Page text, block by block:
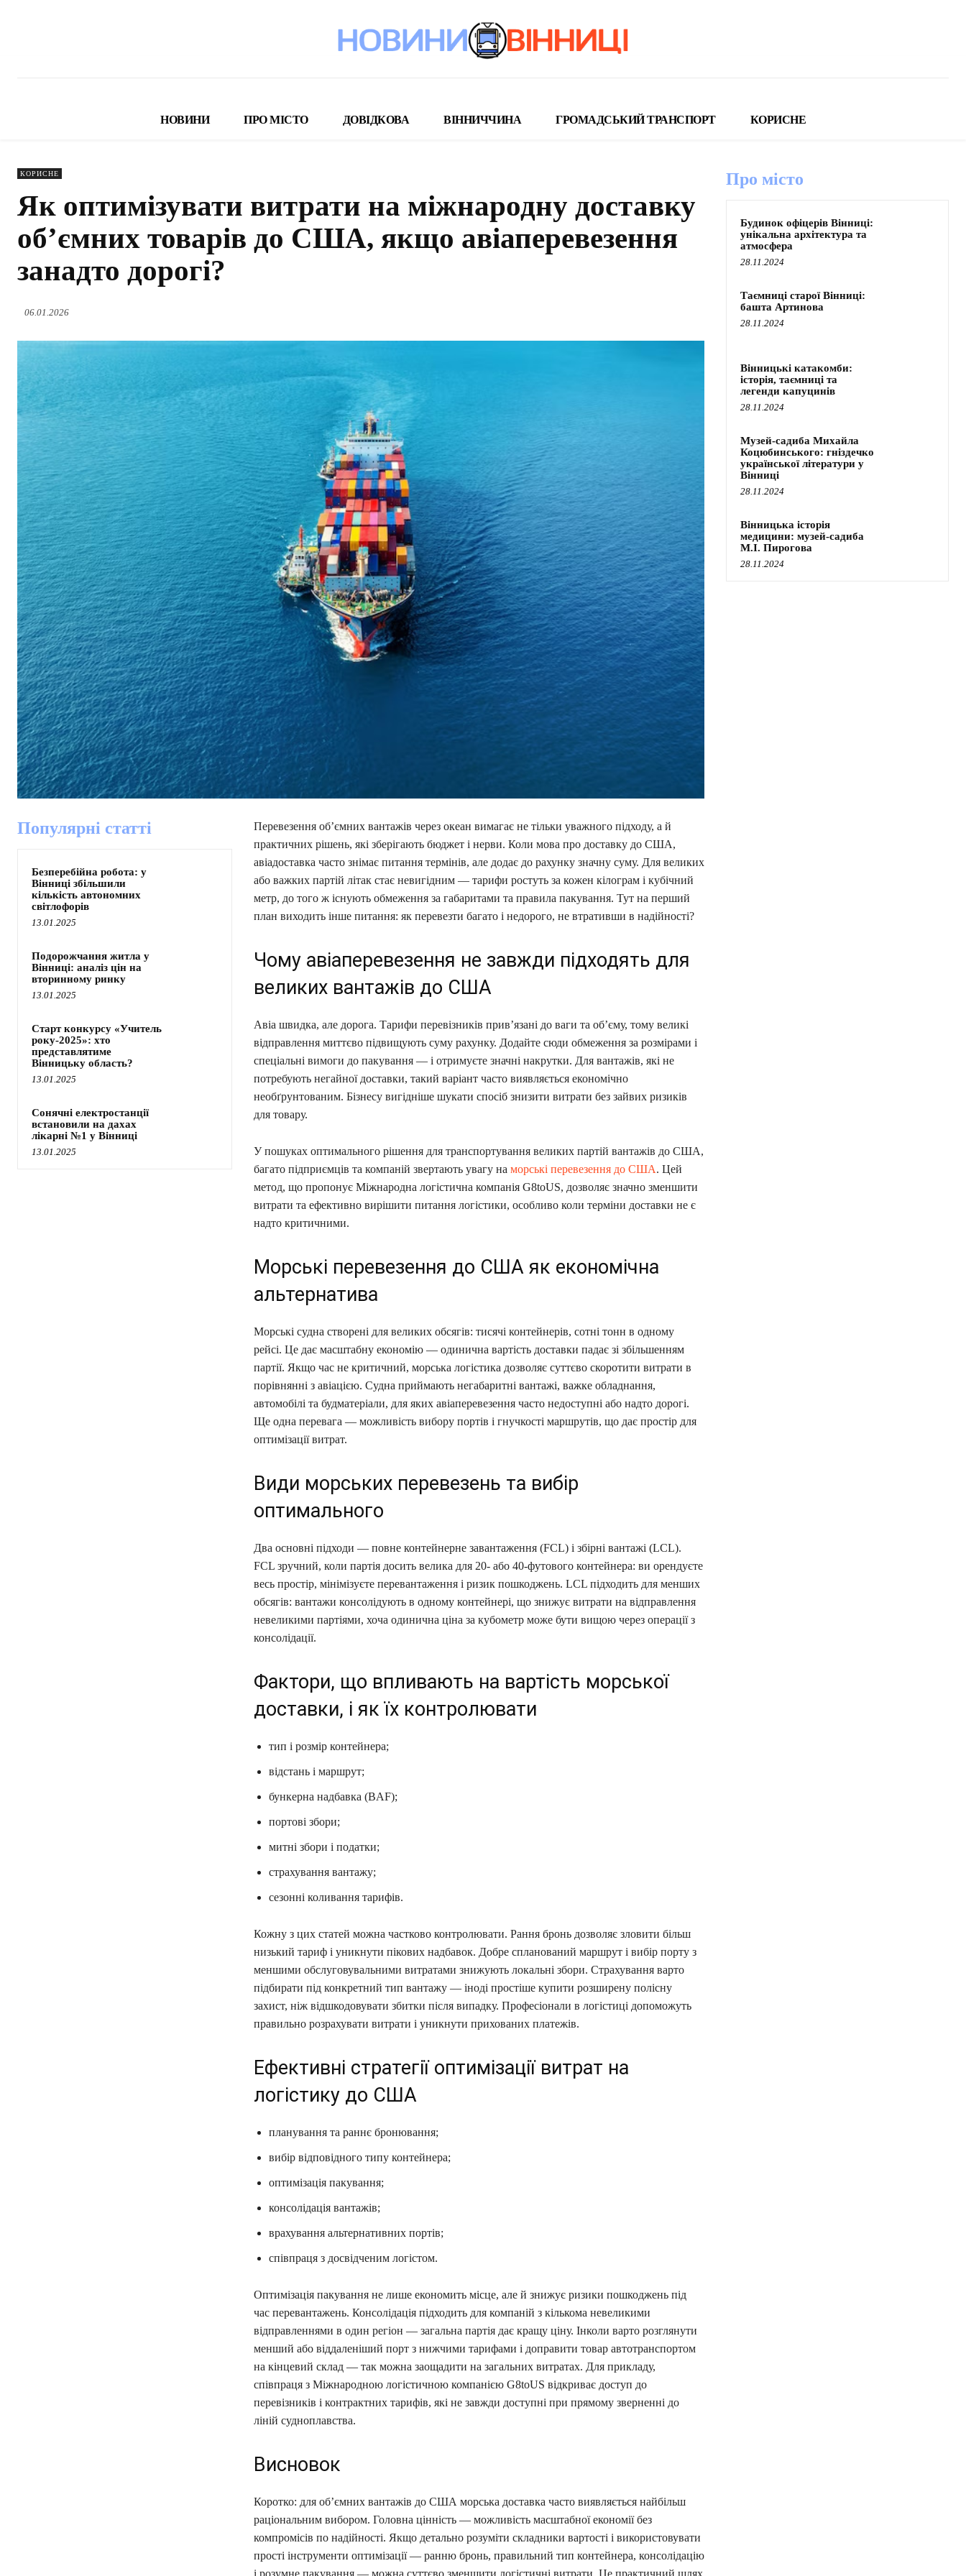
НОВИНИ ПРО МІСТО ДОВІДКОВА ВІННИЧЧИНА ГРОМАДСЬКИЙ ТРАНСПОРТ КОРИСНЕ
КОРИСНЕ
Як оптимізувати витрати на міжнародну доставку
об’ємних товарів до США, якщо авіаперевезення
занадто дорогі?
06.01.2026
Популярні статті
Безперебійна робота: у
Вінниці збільшили
кількість автономних
світлофорів
13.01.2025
Подорожчання житла у
Вінниці: аналіз цін на
вторинному ринку
13.01.2025
Старт конкурсу «Учитель
року-2025»: хто
представлятиме
Вінницьку область?
13.01.2025
Сонячні електростанції
встановили на дахах
лікарні №1 у Вінниці
13.01.2025
Перевезення об’ємних вантажів через океан вимагає не тільки уважного підходу, а й
практичних рішень, які зберігають бюджет і нерви. Коли мова про доставку до США,
авіадоставка часто знімає питання термінів, але додає до рахунку значну суму. Для великих
або важких партій літак стає невигідним — тарифи ростуть за кожен кілограм і кубічний
метр, до того ж існують обмеження за габаритами та правила пакування. Тут на перший
план виходить інше питання: як перевезти багато і недорого, не втративши в надійності?
Чому авіаперевезення не завжди підходять для
великих вантажів до США
Авіа швидка, але дорога. Тарифи перевізників прив’язані до ваги та об’єму, тому великі
відправлення миттєво підвищують суму рахунку. Додайте сюди обмеження за розмірами і
спеціальні вимоги до пакування — і отримуєте значні накрутки. Для вантажів, які не
потребують негайної доставки, такий варіант часто виявляється економічно
необґрунтованим. Бізнесу вигідніше шукати спосіб знизити витрати без зайвих ризиків
для товару.
У пошуках оптимального рішення для транспортування великих партій вантажів до США,
багато підприємців та компаній звертають увагу на морські перевезення до США. Цей
метод, що пропонує Міжнародна логістична компанія G8toUS, дозволяє значно зменшити
витрати та ефективно вирішити питання логістики, особливо коли терміни доставки не є
надто критичними.
Морські перевезення до США як економічна
альтернатива
Морські судна створені для великих обсягів: тисячі контейнерів, сотні тонн в одному
рейсі. Це дає масштабну економію — одинична вартість доставки падає зі збільшенням
партії. Якщо час не критичний, морська логістика дозволяє суттєво скоротити витрати в
порівнянні з авіацією. Судна приймають негабаритні вантажі, важке обладнання,
автомобілі та будматеріали, для яких авіаперевезення часто недоступні або надто дорогі.
Ще одна перевага — можливість вибору портів і гнучкості маршрутів, що дає простір для
оптимізації витрат.
Види морських перевезень та вибір
оптимального
Два основні підходи — повне контейнерне завантаження (FCL) і збірні вантажі (LCL).
FCL зручний, коли партія досить велика для 20- або 40-футового контейнера: ви орендуєте
весь простір, мінімізуєте перевантаження і ризик пошкоджень. LCL підходить для менших
обсягів: вантажи консолідують в одному контейнері, що знижує витрати на відправлення
невеликими партіями, хоча одинична ціна за кубометр може бути вищою через операції з
консолідації.
Фактори, що впливають на вартість морської
доставки, і як їх контролювати
тип і розмір контейнера;
відстань і маршрут;
бункерна надбавка (BAF);
портові збори;
митні збори і податки;
страхування вантажу;
сезонні коливання тарифів.
Кожну з цих статей можна частково контролювати. Рання бронь дозволяє зловити більш
низький тариф і уникнути пікових надбавок. Добре спланований маршрут і вибір порту з
меншими обслуговувальними витратами знижують локальні збори. Страхування варто
підбирати під конкретний тип вантажу — іноді простіше купити розширену полісну
захист, ніж відшкодовувати збитки після випадку. Професіонали в логістиці допоможуть
правильно розрахувати витрати і уникнути прихованих платежів.
Ефективні стратегії оптимізації витрат на
логістику до США
планування та раннє бронювання;
вибір відповідного типу контейнера;
оптимізація пакування;
консолідація вантажів;
врахування альтернативних портів;
співпраця з досвідченим логістом.
Оптимізація пакування не лише економить місце, але й знижує ризики пошкоджень під
час перевантажень. Консолідація підходить для компаній з кількома невеликими
відправленнями в один регіон — загальна партія дає кращу ціну. Інколи варто розглянути
менший або віддаленіший порт з нижчими тарифами і доправити товар автотранспортом
на кінцевий склад — так можна заощадити на загальних витратах. Для прикладу,
співпраця з Міжнародною логістичною компанією G8toUS відкриває доступ до
перевізників і контрактних тарифів, які не завжди доступні при прямому зверненні до
ліній судноплавства.
Висновок
Коротко: для об’ємних вантажів до США морська доставка часто виявляється найбільш
раціональним вибором. Головна цінність — можливість масштабної економії без
компромісів по надійності. Якщо детально розуміти складники вартості і використовувати
прості інструменти оптимізації — ранню бронь, правильний тип контейнера, консолідацію
Про місто
Будинок офіцерів Вінниці:
унікальна архітектура та
атмосфера
28.11.2024
Таємниці старої Вінниці:
башта Артинова
28.11.2024
Вінницькі катакомби:
історія, таємниці та
легенди капуцинів
28.11.2024
Музей-садиба Михайла
Коцюбинського: гніздечко
української літератури у
Вінниці
28.11.2024
Вінницька історія
медицини: музей-садиба
М.І. Пирогова
28.11.2024